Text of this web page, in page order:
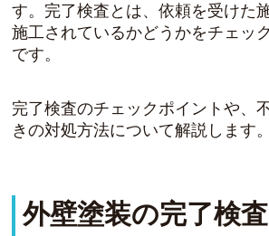
す。完了検査とは、依頼を受けた
施工されているかどうかをチェッ
です。
完了検査のチェックポイントや、
きの対処方法について解説します。
外壁塗装の完了検